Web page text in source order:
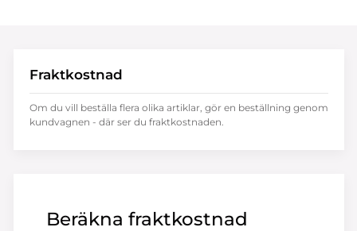
Beräkna fraktkostnad
Fraktkostnad
Om du vill beställa flera olika artiklar, gör en beställning genom
kundvagnen - där ser du fraktkostnaden.